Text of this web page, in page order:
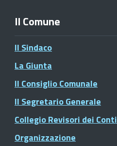
Il Comune
Il Sindaco
La Giunta
Il Consiglio Comunale
Il Segretario Generale
Collegio Revisori dei Conti
Organizzazione